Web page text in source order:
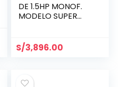
DE 1.5HP MONOF.
MODELO SUPER
0010X15)
S/3,896.00